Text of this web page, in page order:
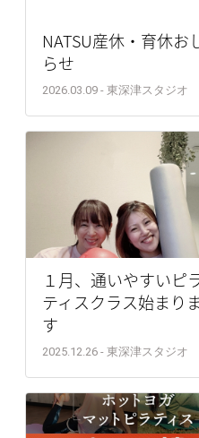
NATSU産休・育休お
らせ
2026.03.09 - 東深津スタジオ
１月、通いやすいピ
ティスクラス始まりま
す
2025.12.26 - 東深津スタジオ